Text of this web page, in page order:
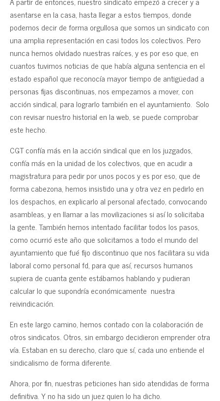
asentarse en la casa, hasta llegar a estos tiempos, donde
podemos decir de forma orgullosa que somos un sindicato con
una amplia representación en casi todos los colectivos. Pero
nunca hemos olvidado nuestras raíces, y es por eso que, en
cuantos tuvimos noticias de que había alguna sentencia en el
estado español que reconocía mayor tiempo de antigüedad a
personas fijas discontinuas, nos empezamos a mover, con
acción sindical, para lograrlo también en el ayuntamiento. Solo
con revisar nuestro historial en la web, se puede comprobar
este hecho.
CGT confía más en la acción sindical que en los juzgados,
confía más en la unidad de los colectivos, que en acudir a
magistratura para pedir por unos pocos y es por eso, que de
forma cabezona, hemos insistido una y otra vez en pedirlo en
los despachos, en explicarlo al personal afectado, convocando
asambleas, y en llamar a las movilizaciones si así lo solicitaba
la gente. También hemos intentado facilitar todos los pasos,
como ocurrió este año que solicitamos a todo el mundo del
ayuntamiento que fué fijo discontinuo que nos facilitara su vida
laboral como personal fd, para que así, recursos humanos
supiera de cuanta gente estábamos hablando y pudieran
calcular lo que supondría económicamente nuestra
reivindicación.
En este largo camino, hemos contado con la colaboración de
otros sindicatos. Otros, sin embargo decidieron emprender otra
vía. Estaban en su derecho, claro que sí, cada uno entiende el
sindicalismo de forma diferente.
Ahora, por fin, nuestras peticiones han sido atendidas de forma
definitiva. Y no ha sido un juez quien lo ha dicho.